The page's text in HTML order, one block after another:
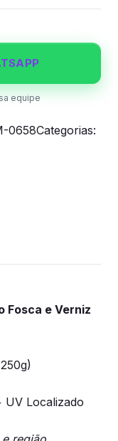
equipe
0658Categorias:
Fosca e Verniz
UV Localizado